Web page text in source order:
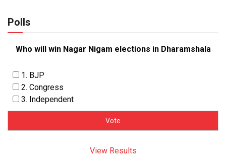
Polls
Who will win Nagar Nigam elections in Dharamshala
1. BJP
2. Congress
3. Independent
View Results